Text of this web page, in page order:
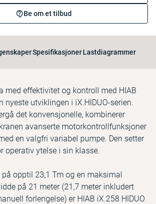
Be om et tilbud
SpesifikasjonerLastdiagrammer
med effektivitet og kontroll med HIAB
nyeste utviklingen i iX.HIDUO-serien.
det konvensjonelle, kombinerer
avanserte motorkontrollfunksjoner
en valgfri variabel pumpe. Den setter
operativ ytelse i sin klasse.
opptil 23,1 Tm og en maksimal
på 21 meter (21,7 meter inkludert
forlengelse) er HIAB iX.258 HIDUO